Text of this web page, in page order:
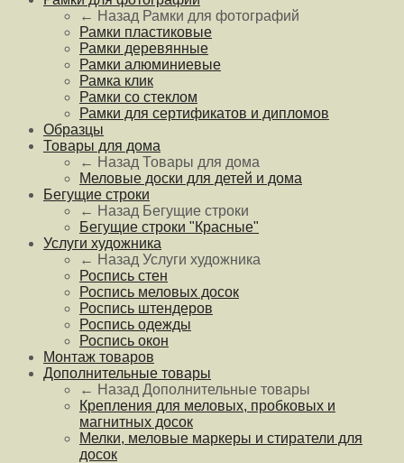
← Назад Рамки для фотографий
Рамки пластиковые
Рамки деревянные
Рамки алюминиевые
Рамка клик
Рамки со стеклом
Рамки для сертификатов и дипломов
Образцы
Товары для дома
← Назад Товары для дома
Меловые доски для детей и дома
Бегущие строки
← Назад Бегущие строки
Бегущие строки "Красные"
Услуги художника
← Назад Услуги художника
Роспись стен
Роспись меловых досок
Роспись штендеров
Роспись одежды
Роспись окон
Монтаж товаров
Дополнительные товары
← Назад Дополнительные товары
Крепления для меловых, пробковых и
магнитных досок
Мелки, меловые маркеры и стиратели для
досок